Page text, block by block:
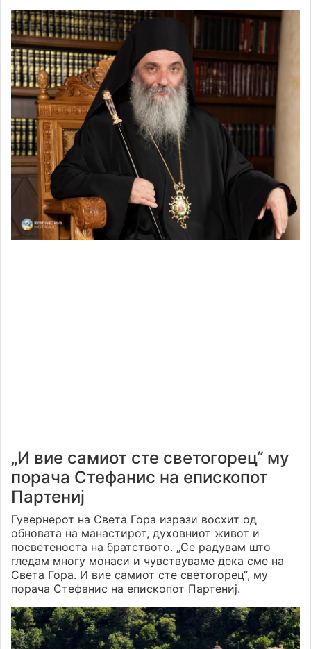
„И вие самиот сте светогорец“ му
порача Стефанис на епископот
Партениј
Гувернерот на Света Гора изрази восхит од
обновата на манастирот, духовниот живот и
посветеноста на братството. „Се радувам што
гледам многу монаси и чувствуваме дека сме на
Света Гора. И вие самиот сте светогорец“, му
порача Стефанис на епископот Партениј.